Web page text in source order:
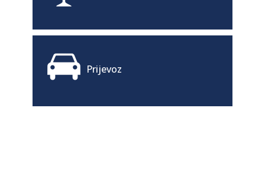
Prijevoz